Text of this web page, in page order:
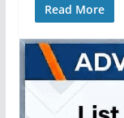
Read More